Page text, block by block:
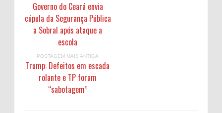
Governo do Ceará envia
cúpula da Segurança Pública
a Sobral após ataque a
escola
POSTAGEM MAIS ANTIGA
Trump: Defeitos em escada
rolante e TP foram
“sabotagem”